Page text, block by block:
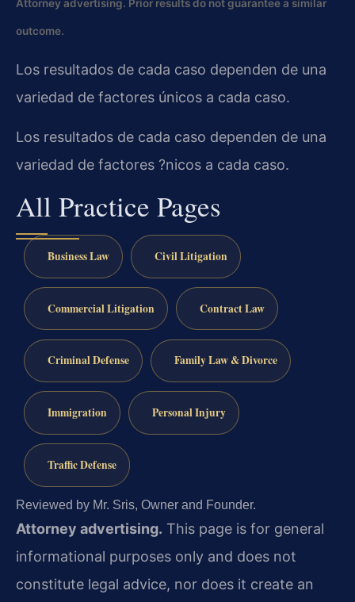
Attorney advertising. Prior results do not guarantee a similar
outcome.
Los resultados de cada caso dependen de una
variedad de factores únicos a cada caso.
Los resultados de cada caso dependen de una
variedad de factores ?nicos a cada caso.
All Practice Pages
Business Law Civil Litigation
Commercial Litigation Contract Law
Criminal Defense Family Law & Divorce
Immigration Personal Injury
Traffic Defense
Reviewed by Mr. Sris, Owner and Founder.
Attorney advertising. This page is for general
informational purposes only and does not
constitute legal advice, nor does it create an